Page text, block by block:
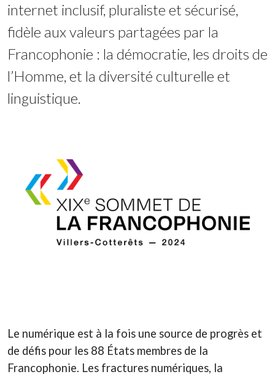
internet inclusif, pluraliste et sécurisé,
fidèle aux valeurs partagées par la
Francophonie : la démocratie, les droits de
l’Homme, et la diversité culturelle et
linguistique.
Le numérique est à la fois une source de progrès et
de défis pour les 88 États membres de la
Francophonie. Les fractures numériques, la